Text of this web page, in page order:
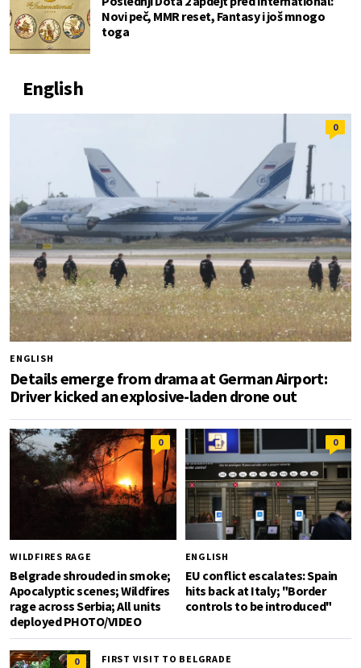
Novi peč, MMR reset, Fantasy i još mnogo
toga
English
0
ENGLISH
Details emerge from drama at German Airport:
Driver kicked an explosive-laden drone out
0
WILDFIRES RAGE
Belgrade shrouded in smoke;
Apocalyptic scenes; Wildfires
rage across Serbia; All units
deployed PHOTO/VIDEO
0
ENGLISH
EU conflict escalates: Spain
hits back at Italy; "Border
controls to be introduced"
0 FIRST VISIT TO BELGRADE